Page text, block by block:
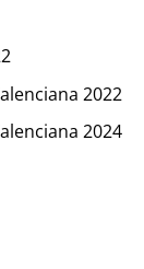
2022
2024